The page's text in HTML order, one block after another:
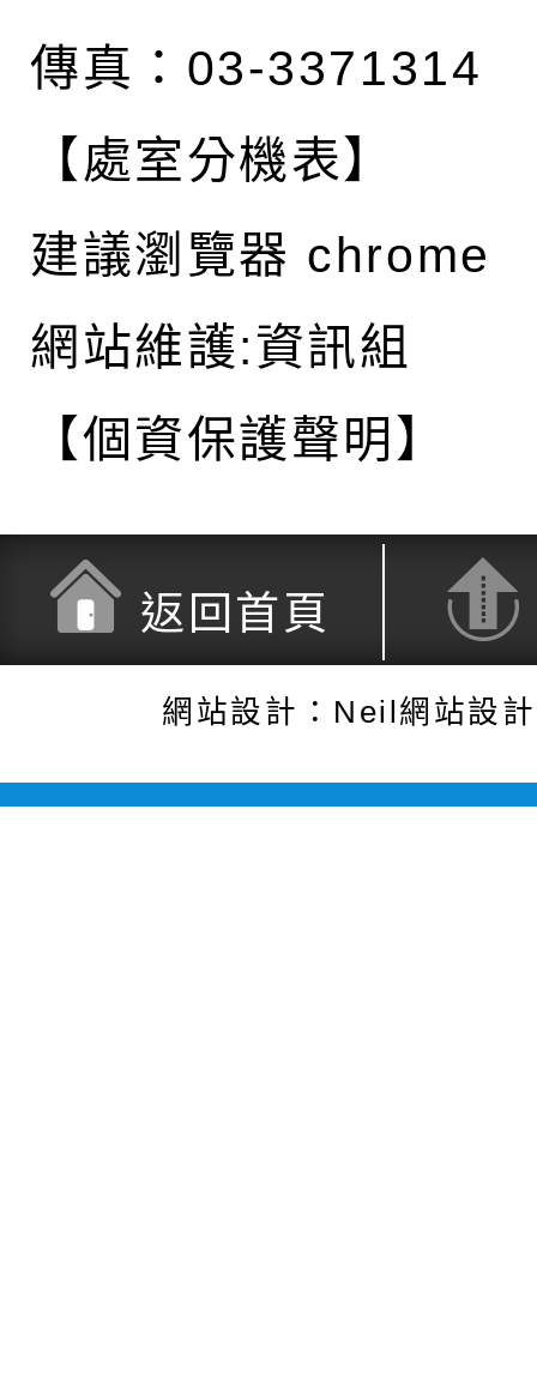
傳真：03-3371314
【處室分機表】
建議瀏覽器 chrome
網站維護:資訊組
【個資保護聲明】
返回首頁
網站設計：Neil網站設